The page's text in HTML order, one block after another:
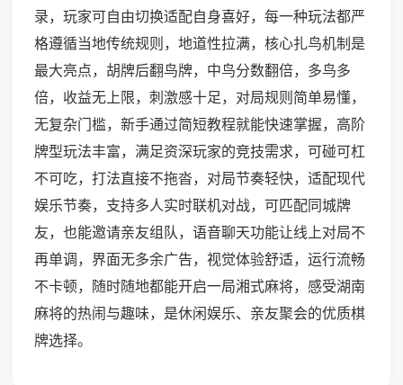
录，玩家可自由切换适配自身喜好，每一种玩法都严
格遵循当地传统规则，地道性拉满，核心扎鸟机制是
最大亮点，胡牌后翻鸟牌，中鸟分数翻倍，多鸟多
倍，收益无上限，刺激感十足，对局规则简单易懂，
无复杂门槛，新手通过简短教程就能快速掌握，高阶
牌型玩法丰富，满足资深玩家的竞技需求，可碰可杠
不可吃，打法直接不拖沓，对局节奏轻快，适配现代
娱乐节奏，支持多人实时联机对战，可匹配同城牌
友，也能邀请亲友组队，语音聊天功能让线上对局不
再单调，界面无多余广告，视觉体验舒适，运行流畅
不卡顿，随时随地都能开启一局湘式麻将，感受湖南
麻将的热闹与趣味，是休闲娱乐、亲友聚会的优质棋
牌选择。